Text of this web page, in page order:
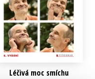
Léčivá moc smíchu